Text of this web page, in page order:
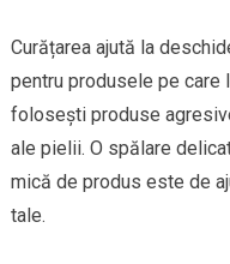
Curățarea ajută la
pentru produsele pe care
folosești produse
ale pielii. O spălare
mică de produs este de
tale.